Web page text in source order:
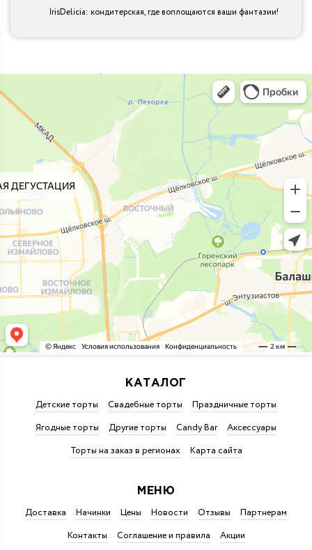
IrisDelicia: кондитерская, где воплощаются ваши фантазии!
КАТАЛОГ
Детские торты Свадебные торты
Праздничные торты
Ягодные торты
Другие торты Candy Bar
Аксессуары
Торты на заказ в регионах
Карта сайта
МЕНЮ
Доставка Начинки Цены Новости Отзывы
Партнерам
Контакты
Соглашение и правила Акции